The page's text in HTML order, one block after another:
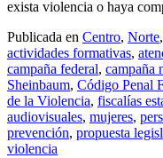
exista violencia o haya
Publicada en Centro, Norte,
actividades formativas,
campaña federal, campaña
Sheinbaum, Código Penal
de la Violencia, fiscalías
audiovisuales, mujeres,
prevención, propuesta
violencia